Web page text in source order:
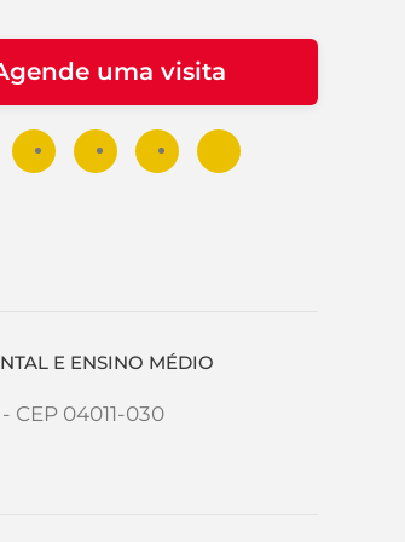
uma visita
E ENSINO MÉDIO
CEP 04011-030